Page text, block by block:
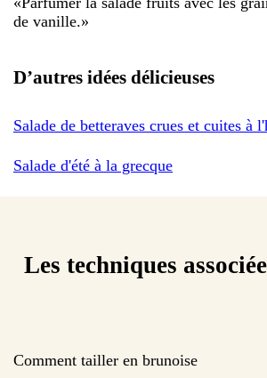
de vanille.»
D’autres idées délicieuses
Salade de betteraves crues et cuites à
Salade d'été à la grecque
Les techniques
Comment tailler en brunoise